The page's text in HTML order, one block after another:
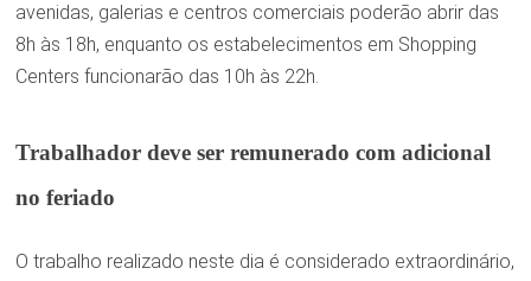
avenidas, galerias e centros comerciais poderão abrir das
8h às 18h, enquanto os estabelecimentos em Shopping
Centers funcionarão das 10h às 22h.
Trabalhador deve ser remunerado com adicional
no feriado
O trabalho realizado neste dia é considerado extraordinário,